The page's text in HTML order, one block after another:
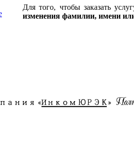
Для того, чтобы заказать
изменения фамилии, имени